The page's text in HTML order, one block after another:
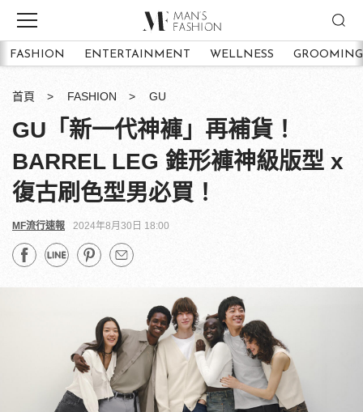
FASHION ENTERTAINMENT WELLNESS GROOMING
首頁 FASHION GU
GU「新一代神褲」再補貨！
BARREL LEG 錐形褲神級版型 x
復古刷色型男必買！
MF流行速報 2024年8月30日 18:00